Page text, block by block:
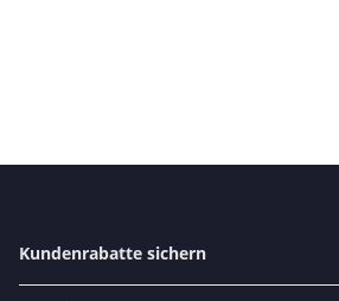
Kundenrabatte sichern